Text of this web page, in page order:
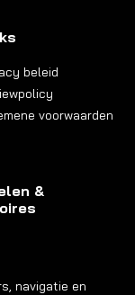
beleid
voorwaarden
&
navigatie en